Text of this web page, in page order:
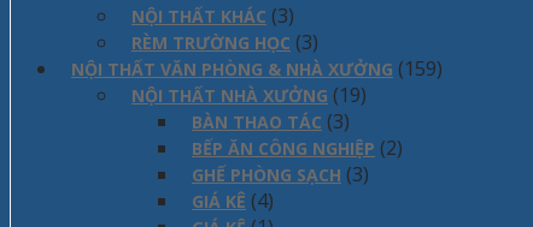
NỘI THẤT KHÁC (3)
RÈM TRƯỜNG HỌC (3)
NỘI THẤT VĂN PHÒNG & NHÀ XƯỞNG (159)
NỘI THẤT NHÀ XƯỞNG (19)
BÀN THAO TÁC (3)
BẾP ĂN CÔNG NGHIỆP (2)
GHẾ PHÒNG SẠCH (3)
GIÁ KÊ (4)